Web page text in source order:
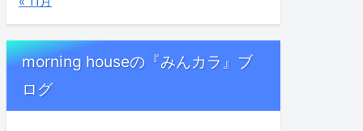
morning houseの『みんカラ』ブ
ログ